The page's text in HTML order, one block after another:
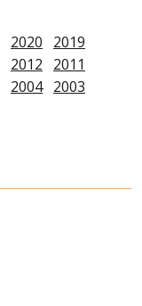
2020
2019
2012
2011
2004 2003